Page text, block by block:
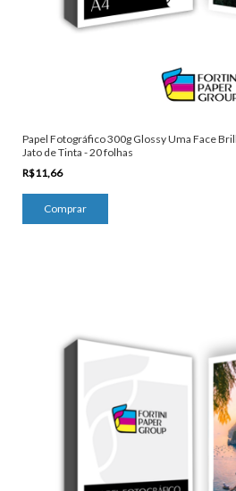
Papel Fotográfico 300g Glossy Uma Face
Jato de Tinta - 20 folhas
R$11,66